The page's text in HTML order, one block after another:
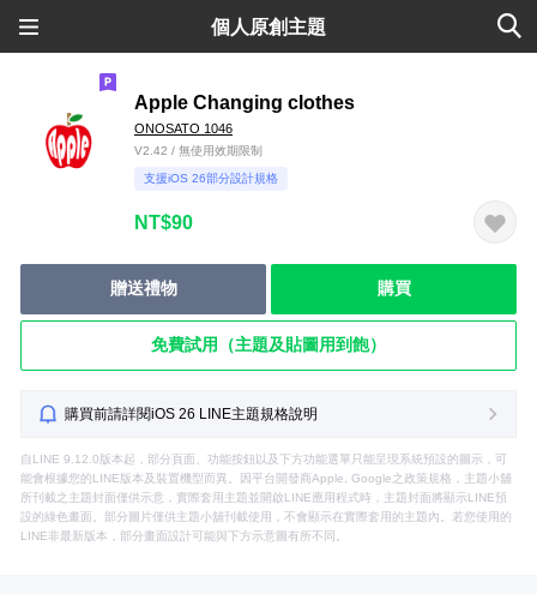
個人原創主題
Apple Changing clothes
ONOSATO 1046
V2.42 / 無使用效期限制
支援iOS 26部分設計規格
NT$90
贈送禮物 購買
免費試用（主題及貼圖用到飽）
購買前請詳閱iOS 26 LINE主題規格說明
自LINE 9.12.0版本起，部分頁面、功能按鈕以及下方功能選單只能呈現系統預設的圖示，可
能會根據您的LINE版本及裝置機型而異。因平台開發商Apple, Google之政策規格，主題小舖
所刊載之主題封面僅供示意，實際套用主題並開啟LINE應用程式時，主題封面將顯示LINE預
設的綠色畫面。部分圖片僅供主題小舖刊載使用，不會顯示在實際套用的主題內。若您使用的
LINE非最新版本，部分畫面設計可能與下方示意圖有所不同。